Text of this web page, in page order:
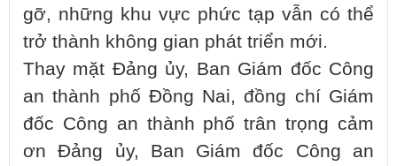
gỡ, những khu vực phức tạp vẫn có thể
trở thành không gian phát triển mới.
Thay mặt Đảng ủy, Ban Giám đốc Công
an thành phố Đồng Nai, đồng chí Giám
đốc Công an thành phố trân trọng cảm
ơn Đảng ủy, Ban Giám đốc Công an